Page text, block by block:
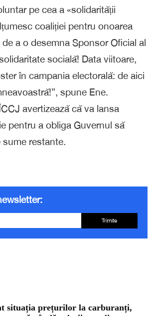
pe cea a «solidarității
coaliției pentru onoarea
a o desemna Sponsor Oficial al
socială! Data viitoare,
în campania electorală: de aici
spune Ene.
avertizează că va lansa
pentru a obliga Guvernul să
restante.
Trimite
situația prețurilor la carburanți,